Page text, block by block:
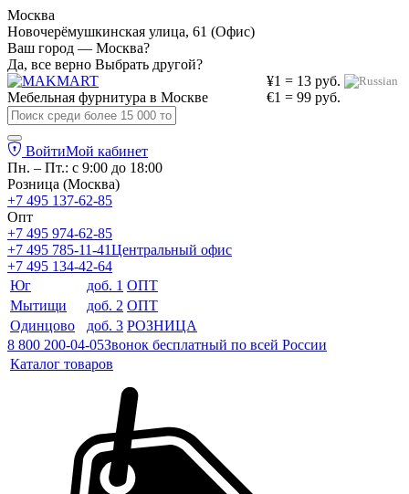
Москва
Новочерёмушкинская улица, 61 (Офис)
Ваш город — Москва?
Да, все верно Выбрать другой?
¥1 = 13 руб.
€1 = 99 руб.
Мебельная фурнитура в Москве
ВойтиМой кабинет
Пн. – Пт.: с 9:00 до 18:00
Розница (Москва)
+7 495 137-62-85
Опт
+7 495 974-62-85
+7 495 785-11-41Центральный офис
+7 495 134-42-64
Юг
доб. 1 ОПТ
Мытищи
доб. 2 ОПТ
Одинцово
доб. 3 РОЗНИЦА
8 800 200-04-05Звонок бесплатный по всей России
Каталог товаров